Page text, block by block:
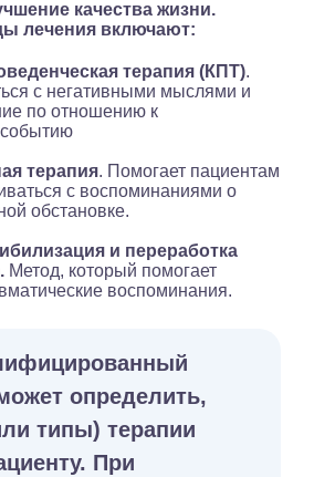
качества жизни.
лечения включают:
терапия (КПТ).
с негативными мыслями и
по отношению к
терапия. Помогает пациентам
с воспоминаниями о
обстановке.
и переработка
Метод, который помогает
воспоминания.
определить,
типы) терапии
При